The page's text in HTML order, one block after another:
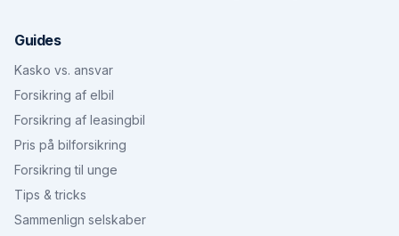
Guides
Kasko vs. ansvar
Forsikring af elbil
Forsikring af leasingbil
Pris på bilforsikring
Forsikring til unge
Tips & tricks
Sammenlign selskaber